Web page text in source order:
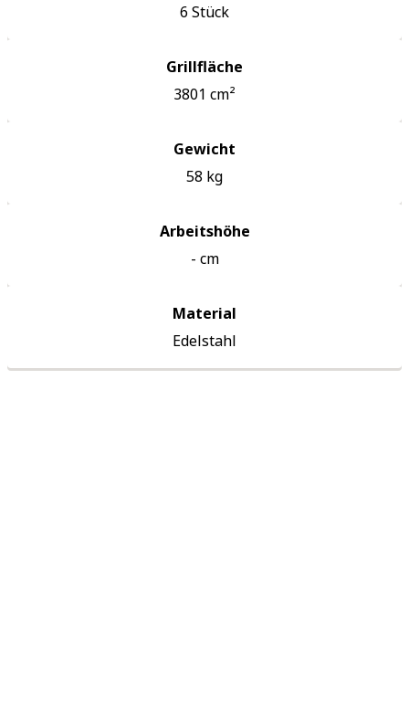
6 Stück
Grillfläche
3801 cm²
Gewicht
58 kg
Arbeitshöhe
- cm
Material
Edelstahl